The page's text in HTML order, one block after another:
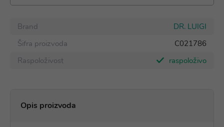
Brand
DR. LUIGI
Šifra proizvoda
C021786
Raspoloživost
raspoloživo
Opis proizvoda